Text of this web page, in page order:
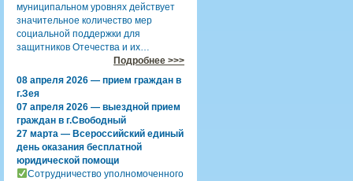
муниципальном уровнях действует
значительное количество мер
социальной поддержки для
защитников Отечества и их…
Подробнее >>>
08 апреля 2026 — прием граждан в
г.Зея
07 апреля 2026 — выездной прием
граждан в г.Свободный
27 марта — Всероссийский единый
день оказания бесплатной
юридической помощи
Сотрудничество уполномоченного